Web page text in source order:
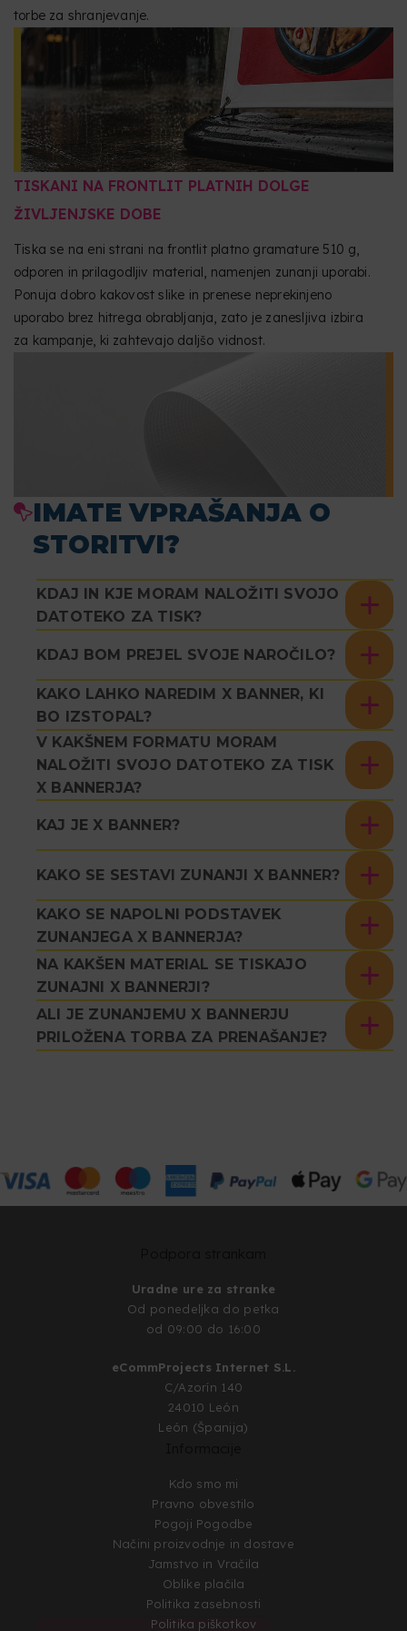
torbe za shranjevanje.
TISKANI NA FRONTLIT PLATNIH DOLGE
ŽIVLJENJSKE DOBE
Tiska se na eni strani na frontlit platno gramature 510 g,
odporen in prilagodljiv material, namenjen zunanji uporabi.
Ponuja dobro kakovost slike in prenese neprekinjeno
uporabo brez hitrega obrabljanja, zato je zanesljiva izbira
za kampanje, ki zahtevajo daljšo vidnost.
IMATE VPRAŠANJA O
STORITVI?
KDAJ IN KJE MORAM NALOŽITI SVOJO
DATOTEKO ZA TISK?
KDAJ BOM PREJEL SVOJE NAROČILO?
KAKO LAHKO NAREDIM X BANNER, KI
BO IZSTOPAL?
V KAKŠNEM FORMATU MORAM
NALOŽITI SVOJO DATOTEKO ZA TISK
X BANNERJA?
KAJ JE X BANNER?
KAKO SE SESTAVI ZUNANJI X BANNER?
KAKO SE NAPOLNI PODSTAVEK
ZUNANJEGA X BANNERJA?
NA KAKŠEN MATERIAL SE TISKAJO
ZUNAJNI X BANNERJI?
ALI JE ZUNANJEMU X BANNERJU
PRILOŽENA TORBA ZA PRENAŠANJE?
Uradne ure za stranke
Od ponedeljka do petka
od 09:00 do 16:00
eCommProjects Internet S.L.
C/Azorín 140
24010 León
León (Španija)
Kdo smo mi
Pravno obvestilo
Pogoji Pogodbe
Načini proizvodnje in dostave
Jamstvo in Vračila
Oblike plačila
Politika zasebnosti
Politika piškotkov